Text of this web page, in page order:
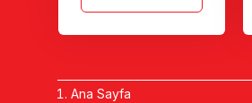
Ana Sayfa